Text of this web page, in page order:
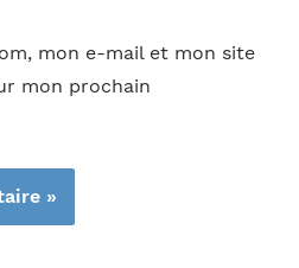
mon e-mail et mon site
mon prochain